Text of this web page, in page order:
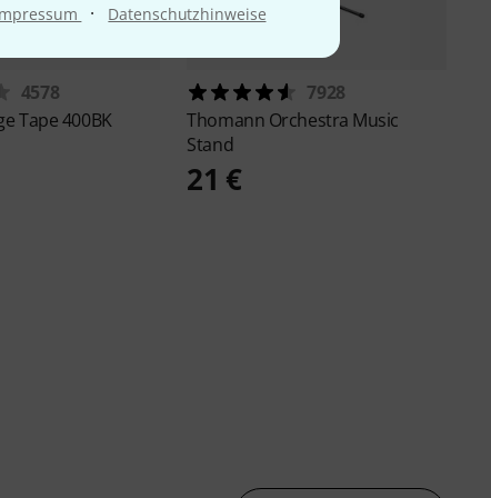
· Datenschutzhinweise
4578
Tape 400BK
7928
Thomann Orchestra Music
Stand
21 €